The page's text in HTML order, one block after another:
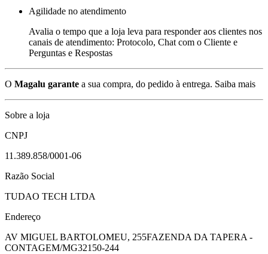
Agilidade no atendimento
Avalia o tempo que a loja leva para responder aos clientes nos
canais de atendimento: Protocolo, Chat com o Cliente e
Perguntas e Respostas
O Magalu garante a sua compra, do pedido à entrega. Saiba mais
Sobre a loja
CNPJ
11.389.858/0001-06
Razão Social
TUDAO TECH LTDA
Endereço
AV MIGUEL BARTOLOMEU, 255FAZENDA DA TAPERA -
CONTAGEM/MG32150-244